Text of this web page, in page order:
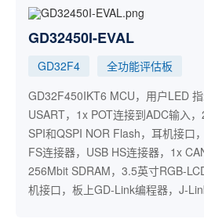
GD32450I-EVAL
GD32F4
全功能评估板
GD32F450IKT6 MCU，用户LED
USART，1x POT连接到ADC输入
SPI和QSPI NOR Flash，耳机接口
FS连接器，USB HS连接器，1x
256Mbit SDRAM，3.5英寸RGB-
机接口，板上GD-Link编程器，J-